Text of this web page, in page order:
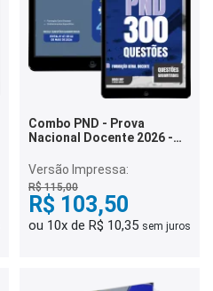
Combo PND - Prova
Nacional Docente 2026 -
Versão Impressa:
R$ 115,00
R$ 103,50
ou 10x de R$ 10,35 sem juros